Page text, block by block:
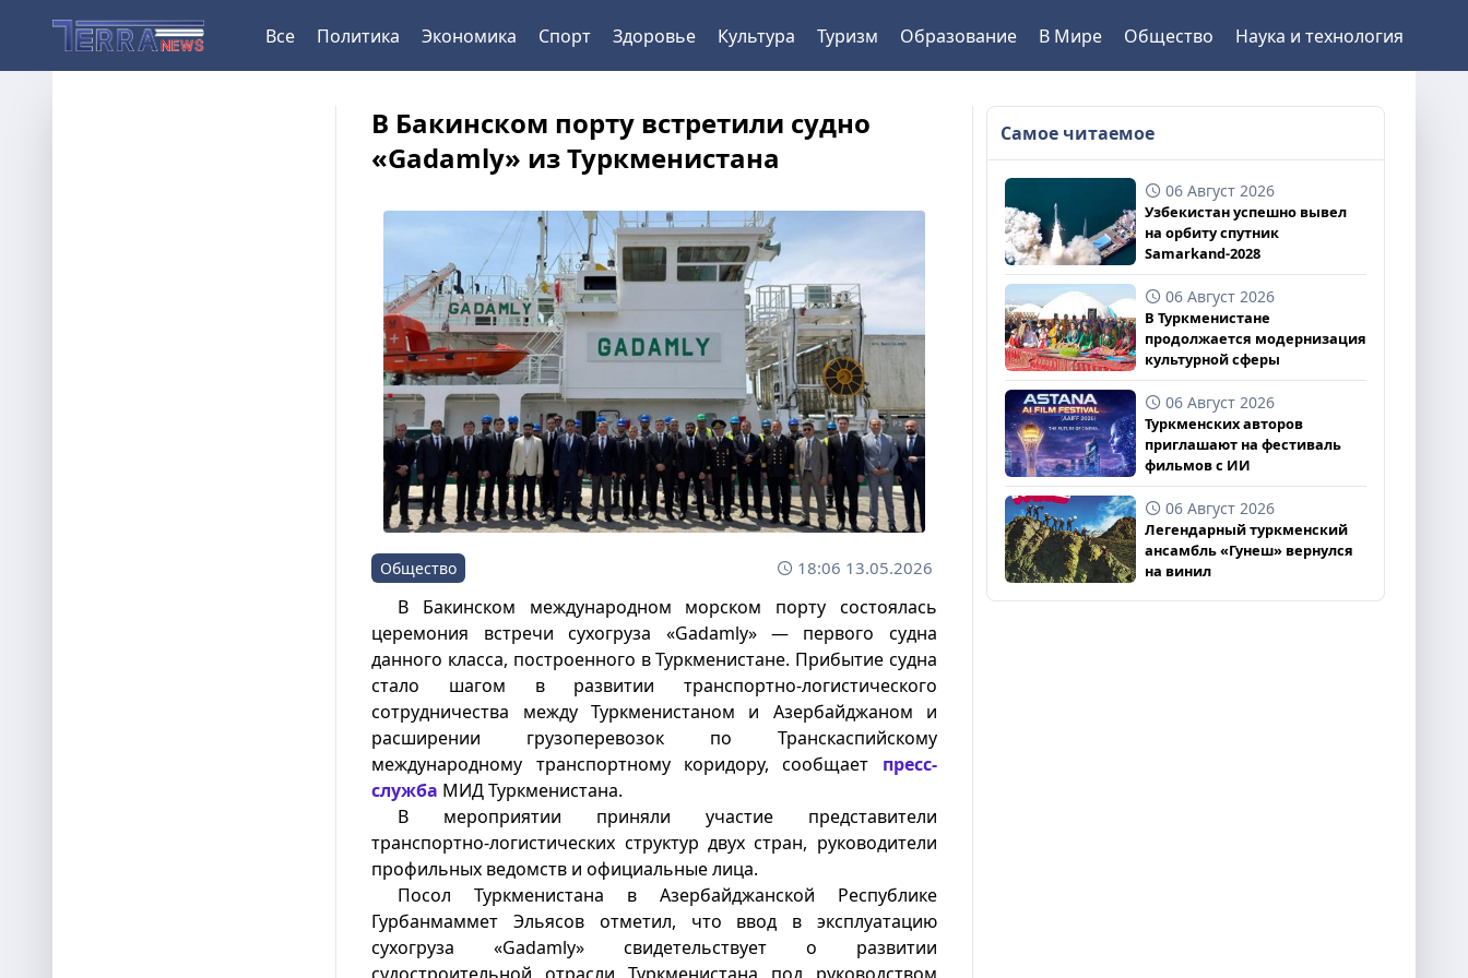
Все Политика Экономика Спорт Здоровье Культура Туризм Образование В Мире Общество Наука и технология
В Бакинском порту встретили судно
«Gadamly» из Туркменистана
Общество 18:06 13.05.2026
В Бакинском международном морском порту состоялась
церемония встречи сухогруза «Gadamly» — первого судна
данного класса, построенного в Туркменистане. Прибытие судна
стало шагом в развитии транспортно-логистического
сотрудничества между Туркменистаном и Азербайджаном и
расширении грузоперевозок по Транскаспийскому
международному транспортному коридору, сообщает пресс-
служба МИД Туркменистана.
В мероприятии приняли участие представители
транспортно-логистических структур двух стран, руководители
профильных ведомств и официальные лица.
Посол Туркменистана в Азербайджанской Республике
Гурбанмаммет Эльясов отметил, что ввод в эксплуатацию
сухогруза «Gadamly» свидетельствует о развитии
Самое читаемое
06 Август 2026
Узбекистан успешно вывел
на орбиту спутник
Samarkand-2028
06 Август 2026
В Туркменистане
продолжается модернизация
культурной сферы
06 Август 2026
Туркменских авторов
приглашают на фестиваль
фильмов с ИИ
06 Август 2026
Легендарный туркменский
ансамбль «Гунеш» вернулся
на винил